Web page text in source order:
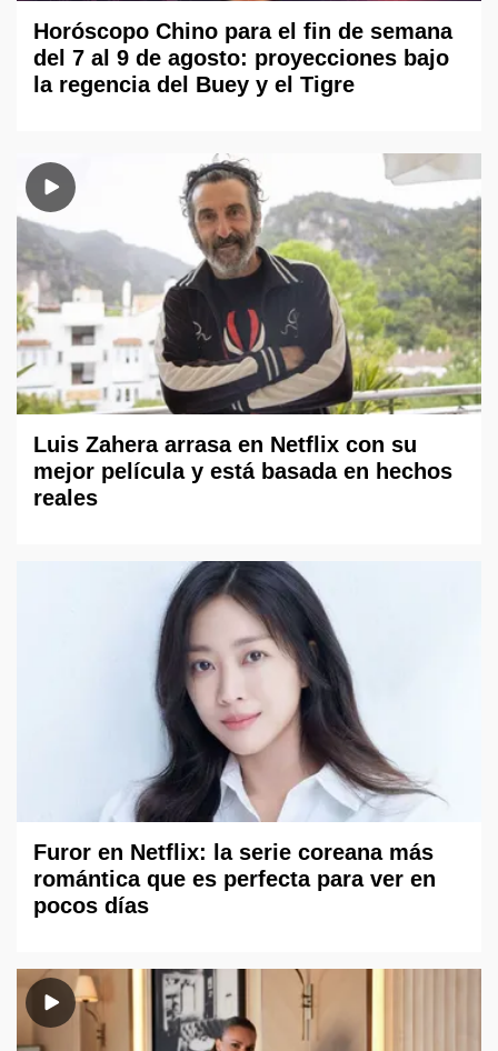
Horóscopo Chino para el fin de semana
del 7 al 9 de agosto: proyecciones bajo
la regencia del Buey y el Tigre
Luis Zahera arrasa en Netflix con su
mejor película y está basada en hechos
reales
Furor en Netflix: la serie coreana más
romántica que es perfecta para ver en
pocos días